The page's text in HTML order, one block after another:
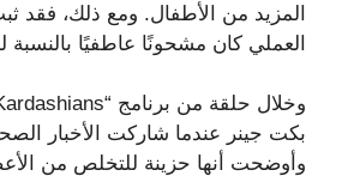
المزيد من الأطفال. ومع ذلك، فقد
العملي كان مشحونًا عاطفيًا بالنسبة
بكت جينر عندما شاركت الأخبار
وأوضحت أنها حزينة للتخلص من